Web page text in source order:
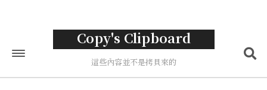
Copy's Clipboard
這些內容並不是拷貝來的